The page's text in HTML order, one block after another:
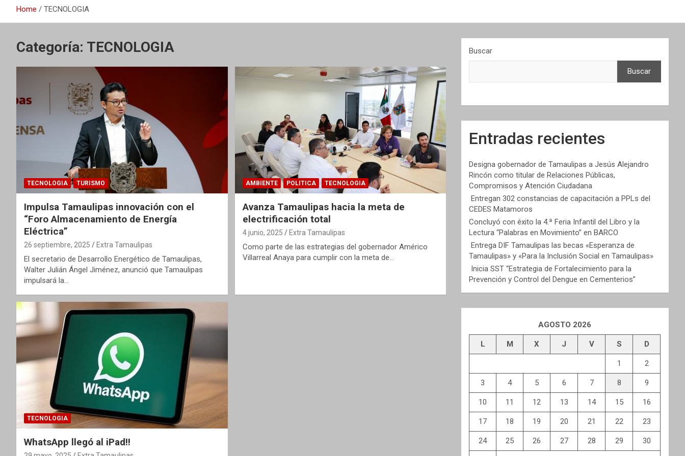
Home TECNOLOGIA
Categoría: TECNOLOGIA
TECNOLOGIA TURISMO
Impulsa Tamaulipas innovación con el
“Foro Almacenamiento de Energía
Eléctrica”
26 septiembre, 2025 Extra Tamaulipas
El secretario de Desarrollo Energético de Tamaulipas,
Walter Julián Ángel Jiménez, anunció que Tamaulipas
impulsará la…
AMBIENTE POLITICA TECNOLOGIA
Avanza Tamaulipas hacia la meta de
electrificación total
4 junio, 2025 Extra Tamaulipas
Como parte de las estrategias del gobernador Américo
Villarreal Anaya para cumplir con la meta de…
TECNOLOGIA
WhatsApp llegó al iPad!!
Buscar
Buscar
Entradas recientes
Designa gobernador de Tamaulipas a Jesús Alejandro
Rincón como titular de Relaciones Públicas,
Compromisos y Atención Ciudadana
Entregan 302 constancias de capacitación a PPLs del
CEDES Matamoros
Concluyó con éxito la 4.ª Feria Infantil del Libro y la
Lectura “Palabras en Movimiento” en BARCO
Entrega DIF Tamaulipas las becas «Esperanza de
Tamaulipas» y «Para la Inclusión Social en Tamaulipas»
Inicia SST “Estrategia de Fortalecimiento para la
Prevención y Control del Dengue en Cementerios”
AGOSTO 2026
L M X J V S D
1 2
3 4 5 6 7 8 9
10 11 12 13 14 15 16
17 18 19 20 21 22 23
24 25 26 27 28 29 30